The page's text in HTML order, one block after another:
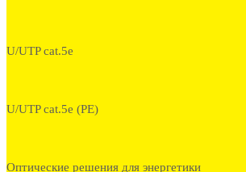
U/UTP cat.5e
U/UTP cat.5e (PE)
Оптические решения для энергетики